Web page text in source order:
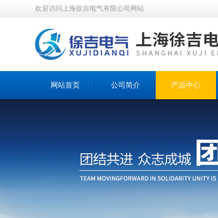
欢迎访问上海徐吉电气有限公司网站
网站首页 公司简介 产品中心